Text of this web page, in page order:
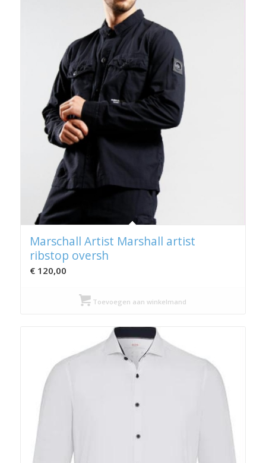
Marschall Artist Marshall artist
ribstop oversh
€120,00
Toevoegen aan winkelmand